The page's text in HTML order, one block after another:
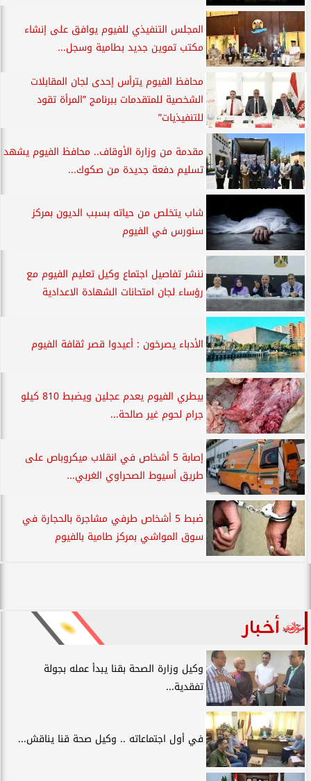
المجلس التنفيذي للفيوم يوافق على إنشاء
مكتب تموين جديد بطامية وسجل...
محافظ الفيوم يترأس إحدى لجان المقابلات
الشخصية للمتقدمات ببرنامج ”المرأة تقود
للتنفيذيات”
مقدمة من وزارة الأوقاف.. محافظ الفيوم يشهد
تسليم دفعة جديدة من صكوك...
شاب يتخلص من حياته بسبب الديون بمركز
سنورس في الفيوم
ننشر تفاصيل اجتماع وكيل تعليم الفيوم مع
رؤساء لجان امتحانات الشهادة الاعدادية
الأدباء يصرخون : أعيدوا قصر ثقافة الفيوم
بيطري الفيوم يعدم عجلين ويضبط 810 كيلو
جرام لحوم غير صالحة...
إصابة 5 أشخاص في انقلاب ميكروباص على
طريق أسيوط الصحراوي الغربي...
ضبط 5 أشخاص طرفي مشاجرة بالحجارة في
سوق المواشي بمركز طامية بالفيوم
أخبار
وكيل وزارة الصحة بقنا يبدأ عمله بجولة
تفقدية...
في أول اجتماعاته .. وكيل صحة قنا يناقش...